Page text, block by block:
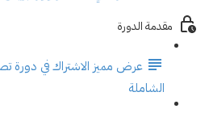
مقدمة الدورة
عرض مميز الاشتراك في دورة
الشاملة